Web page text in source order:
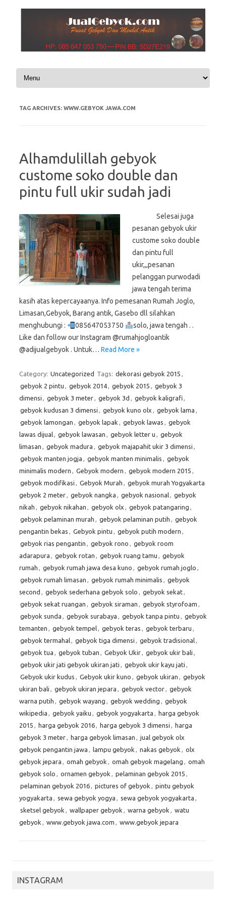
Skip to content
TAG ARCHIVES: WWW.GEBYOK JAWA.COM
Alhamdulillah gebyok
custome soko double dan
pintu full ukir sudah jadi
Selesai juga
pesanan gebyok ukir
custome soko double
dan pintu full
ukir,,,pesanan
pelanggan purwodadi
jawa tengah terima
kasih atas kepercayaanya. Info pemesanan Rumah Joglo,
Limasan,Gebyok, Barang antik, Gasebo dll silahkan
menghubungi :
085647053750
solo, jawa tengah . .
Like dan follow our Instagram @rumahjogloantik
@adijualgebyok . Untuk… Read More »
Category: Uncategorized Tags: dekorasi gebyok 2015 ,
gebyok 2 pintu , gebyok 2014, gebyok 2015 , gebyok 3
dimensi , gebyok 3 meter, gebyok 3d , gebyok kaligrafi,
gebyok kudusan 3 dimensi , gebyok kuno olx , gebyok lama ,
gebyok lamongan , gebyok lapak , gebyok lawas , gebyok
lawas dijual, gebyok lawasan , gebyok letter u , gebyok
limasan , gebyok madura , gebyok majapahit ukir 3 dimensi ,
gebyok manten jogja , gebyok manten minimalis , gebyok
minimalis modern , Gebyok modern , gebyok modern 2015 ,
gebyok modifikasi , Gebyok Murah , gebyok murah Yogyakarta
gebyok 2 meter, gebyok nangka , gebyok nasional, gebyok
nikah , gebyok nikahan , gebyok olx , gebyok patangaring ,
gebyok pelaminan murah , gebyok pelaminan putih , gebyok
pengantin bekas , Gebyok pintu , gebyok putih modern ,
gebyok rias pengantin , gebyok rono , gebyok room
adarapura , gebyok rotan , gebyok ruang tamu , gebyok
rumah , gebyok rumah jawa desa kuno , gebyok rumah joglo ,
gebyok rumah limasan , gebyok rumah minimalis , gebyok
second , gebyok sederhana gebyok solo , gebyok sekat,
gebyok sekat ruangan , gebyok siraman , gebyok styrofoam ,
gebyok sunda , gebyok surabaya , gebyok tanpa pintu , gebyok
temanten , gebyok tempel, gebyok teras , gebyok terbaru ,
gebyok termahal, gebyok tiga dimensi , gebyok tradisional,
gebyok tua , gebyok tuban , Gebyok Ukir, gebyok ukir bali ,
gebyok ukir jati gebyok ukiran jati , gebyok ukir kayu jati ,
Gebyok ukir kudus , Gebyok ukir kuno , gebyok ukiran , gebyok
ukiran bali , gebyok ukiran jepara , gebyok vector, gebyok
warna putih , gebyok wayang , gebyok wedding , gebyok
wikipedia , gebyok yaiku , gebyok yogyakarta , harga gebyok
2015 , harga gebyok 2016, harga gebyok 3 dimensi , harga
gebyok 3 meter, harga gebyok limasan , jual gebyok olx
gebyok pengantin jawa , lampu gebyok , nakas gebyok , olx
gebyok jepara , omah gebyok , omah gebyok magelang , omah
gebyok solo , ornamen gebyok , pelaminan gebyok 2015 ,
pelaminan gebyok 2016, pictures of gebyok , pintu gebyok
yogyakarta , sewa gebyok yogya , sewa gebyok yogyakarta ,
sketsel gebyok , wallpaper gebyok , warna gebyok , watu
gebyok , www.gebyok jawa.com , www.gebyok jepara
INSTAGRAM